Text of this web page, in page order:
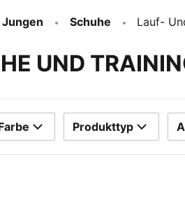
Jungen Schuhe Lauf-
UND
Produkttyp